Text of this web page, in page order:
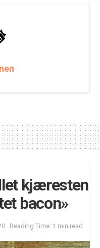
kjæresten
bacon»
Reading Time: 1 min read